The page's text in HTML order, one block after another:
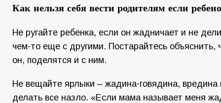
Как нельзя себя вести родителям если
Не ругайте ребенка, если он жадничает и не
чем-то еще с другими. Постарайтесь объяснить,
он, поделятся и с ним.
Не вещайте ярлыки – жадина-говядина,
делать все назло. «Если мама называет меня